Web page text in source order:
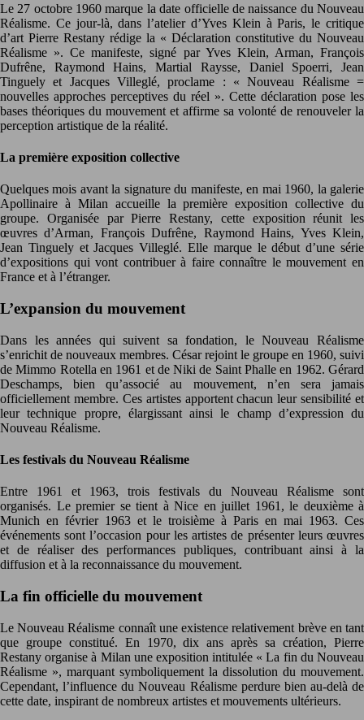
Le 27 octobre 1960 marque la date officielle de naissance du Nouveau
Réalisme. Ce jour-là, dans l’atelier d’Yves Klein à Paris, le critique
d’art Pierre Restany rédige la « Déclaration constitutive du Nouveau
Réalisme ». Ce manifeste, signé par Yves Klein, Arman, François
Dufrêne, Raymond Hains, Martial Raysse, Daniel Spoerri, Jean
Tinguely et Jacques Villeglé, proclame : « Nouveau Réalisme =
nouvelles approches perceptives du réel ». Cette déclaration pose les
bases théoriques du mouvement et affirme sa volonté de renouveler la
perception artistique de la réalité.
La première exposition collective
Quelques mois avant la signature du manifeste, en mai 1960, la galerie
Apollinaire à Milan accueille la première exposition collective du
groupe. Organisée par Pierre Restany, cette exposition réunit les
œuvres d’Arman, François Dufrêne, Raymond Hains, Yves Klein,
Jean Tinguely et Jacques Villeglé. Elle marque le début d’une série
d’expositions qui vont contribuer à faire connaître le mouvement en
France et à l’étranger.
L’expansion du mouvement
Dans les années qui suivent sa fondation, le Nouveau Réalisme
s’enrichit de nouveaux membres. César rejoint le groupe en 1960, suivi
de Mimmo Rotella en 1961 et de Niki de Saint Phalle en 1962. Gérard
Deschamps, bien qu’associé au mouvement, n’en sera jamais
officiellement membre. Ces artistes apportent chacun leur sensibilité et
leur technique propre, élargissant ainsi le champ d’expression du
Nouveau Réalisme.
Les festivals du Nouveau Réalisme
Entre 1961 et 1963, trois festivals du Nouveau Réalisme sont
organisés. Le premier se tient à Nice en juillet 1961, le deuxième à
Munich en février 1963 et le troisième à Paris en mai 1963. Ces
événements sont l’occasion pour les artistes de présenter leurs œuvres
et de réaliser des performances publiques, contribuant ainsi à la
diffusion et à la reconnaissance du mouvement.
La fin officielle du mouvement
Le Nouveau Réalisme connaît une existence relativement brève en tant
que groupe constitué. En 1970, dix ans après sa création, Pierre
Restany organise à Milan une exposition intitulée « La fin du Nouveau
Réalisme », marquant symboliquement la dissolution du mouvement.
Cependant, l’influence du Nouveau Réalisme perdure bien au-delà de
cette date, inspirant de nombreux artistes et mouvements ultérieurs.